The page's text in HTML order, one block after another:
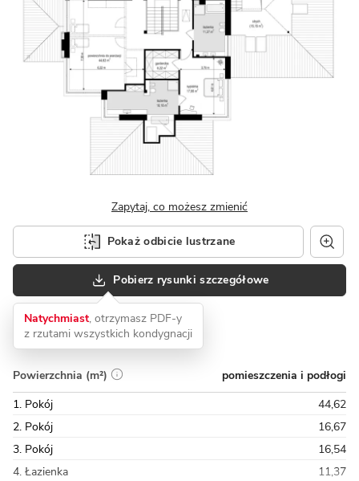
Zapytaj, co możesz zmienić
Pokaż odbicie lustrzane
Pobierz rysunki szczegółowe
Natychmiast, otrzymasz PDF-y
z rzutami wszystkich kondygnacji
Powierzchnia (m²)
pomieszczenia i podłogi
1. Pokój
44,62
2. Pokój
16,67
3. Pokój
16,54
4. Łazienka
11,37